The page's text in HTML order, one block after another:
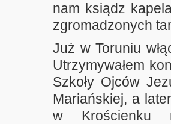
nam ksiądz
zgromadzonych
Już w Toruniu
Utrzymywałem
Szkoły Ojców
Mariańskiej, a
w Krościenku